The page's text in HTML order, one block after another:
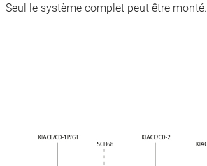
Seul le système complet peut être monté.